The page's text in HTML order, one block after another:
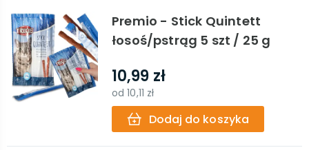
Premio - Stick Quintett
łosoś/pstrąg 5 szt / 25 g
10,99 zł
od10,11 zł
Dodaj do koszyka